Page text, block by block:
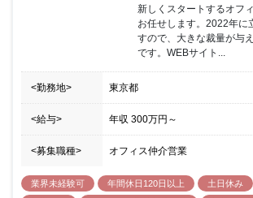
新しくスタートするオフ
お任せします。2022年に
すので、大きな裁量が与
です。WEBサイト...
<勤務地> 東京都
<給与> 年収 300万円 ～
<募集職種> オフィス仲介営業
業界未経験可 年間休日120日以上 土日休み